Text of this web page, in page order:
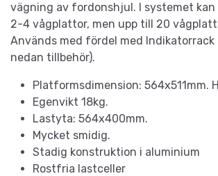
vägning av fordonshjul. I systemet
2-4 vågplattor, men upp till 20
Används med fördel med Indikatorrack
nedan tillbehör).
Platformsdimension: 564x511mm.
Egenvikt 18kg.
Lastyta: 564x400mm.
Mycket smidig.
Stadig konstruktion i aluminium
Rostfria lastceller